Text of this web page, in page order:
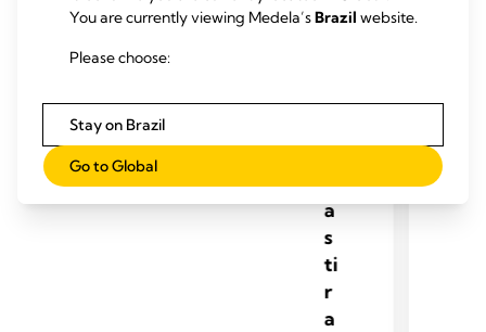
B
b
a
s
ti
r
a
You are currently viewing Medela’sBrazil website.
Please choose:
Stay on Brazil
Go to Global